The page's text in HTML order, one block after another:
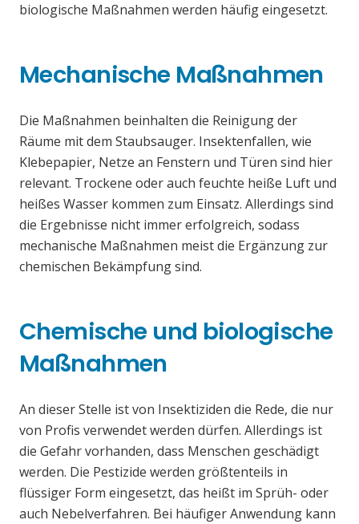
biologische Maßnahmen werden häufig eingesetzt.
Mechanische Maßnahmen
Die Maßnahmen beinhalten die Reinigung der
Räume mit dem Staubsauger. Insektenfallen, wie
Klebepapier, Netze an Fenstern und Türen sind hier
relevant. Trockene oder auch feuchte heiße Luft und
heißes Wasser kommen zum Einsatz. Allerdings sind
die Ergebnisse nicht immer erfolgreich, sodass
mechanische Maßnahmen meist die Ergänzung zur
chemischen Bekämpfung sind.
Chemische und biologische
Maßnahmen
An dieser Stelle ist von Insektiziden die Rede, die nur
von Profis verwendet werden dürfen. Allerdings ist
die Gefahr vorhanden, dass Menschen geschädigt
werden. Die Pestizide werden größtenteils in
flüssiger Form eingesetzt, das heißt im Sprüh- oder
auch Nebelverfahren. Bei häufiger Anwendung kann